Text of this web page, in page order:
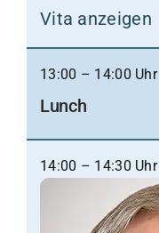
Vita anzeigen
13:00 – 14:00 Uhr
Lunch
14:00 – 14:30 Uhr